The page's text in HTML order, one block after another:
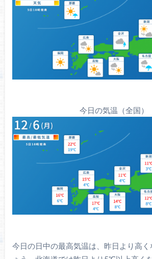
今日の気温（全国）
今日の日中の最高気温は、昨日より高